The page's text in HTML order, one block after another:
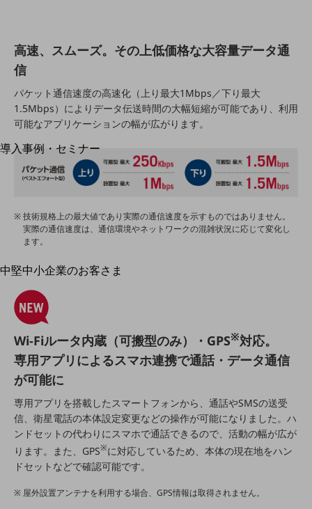
回線・ネットワーク
お手続き
別ウィンドウで開きます
導入事例・セミナー
導入事例TOP
最新の導入事例や注目の導入事例をご紹介します
開催・出展する各種セミナー、イベント情報をご紹介します
中堅中小企業のお客さま
ビジネスお役立ち情報
旬な話題やお役立ち資料などDXの課題を
解決するヒントをお届けする記事サイト
新着記事
お役立ち資料ダウンロード
トレンド記事特集
IT用語集
中堅中小企業向け
サービス・ソリューション
課題やニーズに合ったサービスをご紹介し、
中堅中小企業のビジネスをサポート！
お悩みから見つける
お悩みから見つけるTOP
高速、スムーズ。その上低価格な大容量データ通
信
パケット通信速度の高速化（上り最大1Mbps／下り最大
1.5Mbps）によりデータ伝送時間の大幅短縮が可能であり、利用
可能なアプリケーションの幅が広がります。
技術規格上の最大値であり実際の通信速度を示すものではありません。
実際の通信速度は、通信環境やネットワークの混雑状況に応じて変化し
ます。
Wi-Fiルータ内蔵（可搬型のみ）・GPS※対応。
専用アプリによるスマホ連携で通話・データ通信
が可能に
専用アプリを搭載したスマートフォンから、通話やSMSの送受
信、衛星電話の本体設定変更などの操作が可能になりました。ハ
ンドセットの代わりにスマホで通話できるので、活動の幅が広が
ります。また、GPS※に対応しているため、本体の現在地をハン
ドセットなどで確認可能です。
屋外設置アンテナを利用する場合、GPS情報は取得されません。